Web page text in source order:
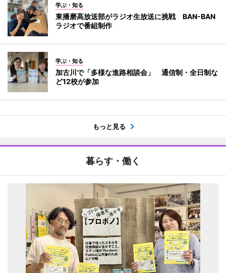
学ぶ・知る
東播磨高放送部がラジオ生放送に挑戦 BAN-BAN
ラジオで番組制作
学ぶ・知る
加古川で「多様な進路相談会」 通信制・全日制な
ど12校が参加
もっと見る
暮らす・働く